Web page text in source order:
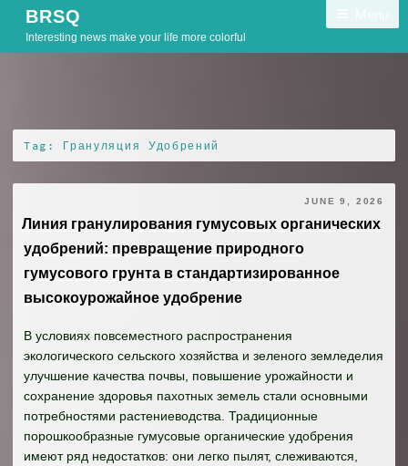
BRSQ
Interesting news make your life more colorful
Tag: Грануляция Удобрений
JUNE 9, 2026
Линия гранулирования гумусовых органических
удобрений: превращение природного
гумусового грунта в стандартизированное
высокоурожайное удобрение
В условиях повсеместного распространения
экологического сельского хозяйства и зеленого земледелия
улучшение качества почвы, повышение урожайности и
сохранение здоровья пахотных земель стали основными
потребностями растениеводства. Традиционные
порошкообразные гумусовые органические удобрения
имеют ряд недостатков: они легко пылят, слеживаются,